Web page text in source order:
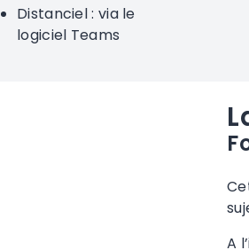
Distanciel : via le
logiciel Teams
A